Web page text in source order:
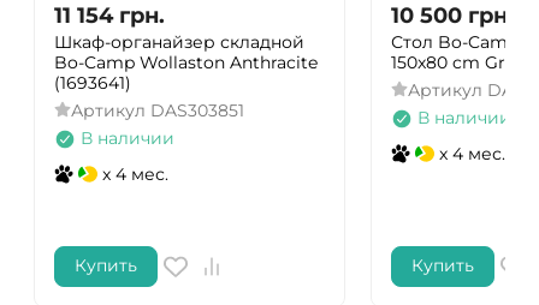
11 154 грн.
Шкаф-органайзер складной
Bo-Camp Wollaston Anthracite
(1693641)
Артикул DAS303851
В наличии
x 4 мес.
Купить
10 500 грн.
Стол Bo-Camp
150x80 cm Grey
Артикул
В наличии
x 4 мес.
Купить